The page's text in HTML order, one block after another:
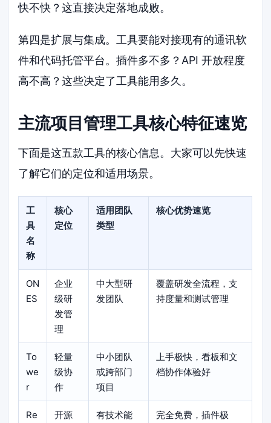
快不快？这直接决定落地成败。
第四是扩展与集成。工具要能对接现有的通讯软
件和代码托管平台。插件多不多？API 开放程度
高不高？这些决定了工具能用多久。
主流项目管理工具核心特征速览
下面是这五款工具的核心信息。大家可以先快速
了解它们的定位和适用场景。
工
具
名
称
核心
定位
适用团队
类型
核心优势速览
ON
ES
企业
级研
发管
理
中大型研
发团队
覆盖研发全流程，支
持度量和测试管理
To
we
r
轻量
级协
作
中小团队
或跨部门
项目
上手极快，看板和文
档协作体验好
Re
开源
有技术能
完全免费，插件极